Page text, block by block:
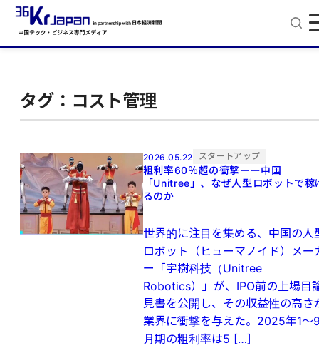
タグ：コスト管理
2026.05.22 スタートアップ
粗利率60％超の衝撃ーー中国
「Unitree」、なぜ人型ロボットで稼
るのか
世界的に注目を集める、中国の人
ロボット（ヒューマノイド）メー
ー「宇樹科技（Unitree
Robotics）」が、IPO前の上場目
見書を公開し、その収益性の高さ
業界に衝撃を与えた。2025年1～
月期の粗利率は5 […]